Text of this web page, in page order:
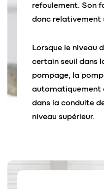
refoulement. Son
donc relativement
Lorsque le niveau
certain seuil dans
pompage, la
automatiquement
dans la conduite
niveau supérieur.